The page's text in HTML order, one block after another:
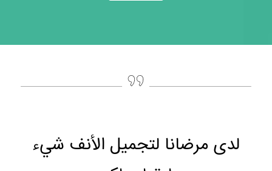
لدى مرضانا لتجميل الأنف شيء